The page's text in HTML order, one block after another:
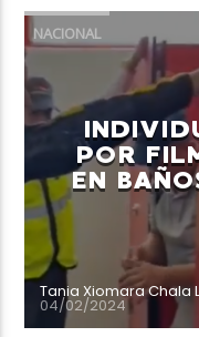
NACIONAL
POR
EN
Tania Xiomara Chala
04/02/2024